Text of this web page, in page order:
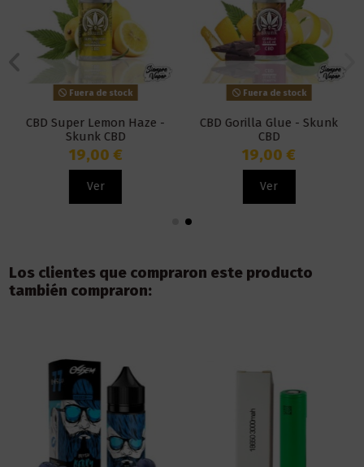
Fuera de stock
CBD Super Lemon Haze -
Skunk CBD
19,00 €
Ver
Fuera de stock
CBD Gorilla Glue - Skunk
CBD
19,00 €
Ver
Los clientes que compraron este producto
también compraron: